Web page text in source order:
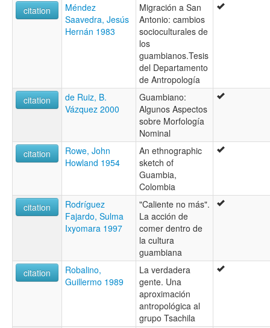
citation
Méndez
Saavedra, Jesús
Hernán 1983
Migración a San
Antonio: cambios
socioculturales de
los
guambianos.Tesis
del Departamento
de Antropología
citation
de Ruiz, B.
Vázquez 2000
Guambiano:
Algunos Aspectos
sobre Morfología
Nominal
citation
Rowe, John
Howland 1954
An ethnographic
sketch of
Guambia,
Colombia
citation
Rodríguez
Fajardo, Sulma
Ixyomara 1997
"Caliente no más".
La acción de
comer dentro de
la cultura
guambiana
citation
Robalino,
Guillermo 1989
La verdadera
gente. Una
aproximación
antropológica al
grupo Tsachila